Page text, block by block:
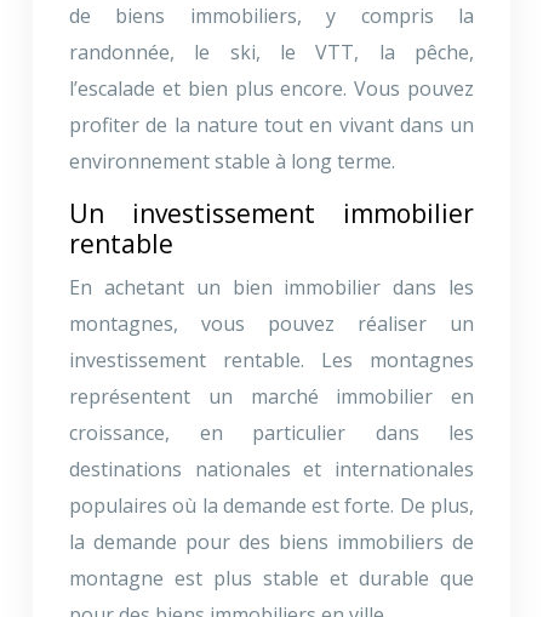
de biens immobiliers, y compris la
randonnée, le ski, le VTT, la pêche,
l’escalade et bien plus encore. Vous pouvez
profiter de la nature tout en vivant dans un
environnement stable à long terme.
Un investissement immobilier
rentable
En achetant un bien immobilier dans les
montagnes, vous pouvez réaliser un
investissement rentable. Les montagnes
représentent un marché immobilier en
croissance, en particulier dans les
destinations nationales et internationales
populaires où la demande est forte. De plus,
la demande pour des biens immobiliers de
montagne est plus stable et durable que